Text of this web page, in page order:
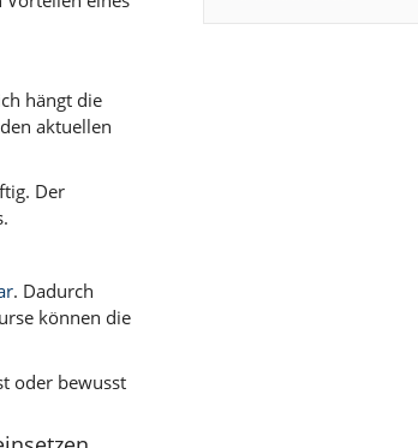
hängt die
aktuellen
Der
. Dadurch
können die
oder bewusst